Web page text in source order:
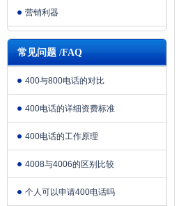
营销利器
常见问题 /FAQ
400与800电话的对比
400电话的详细资费标准
400电话的工作原理
4008与4006的区别比较
个人可以申请400电话吗